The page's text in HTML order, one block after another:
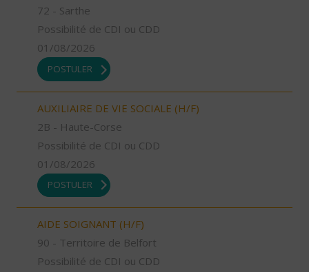
72 - Sarthe
Possibilité de CDI ou CDD
01/08/2026
POSTULER
AUXILIAIRE DE VIE SOCIALE (H/F)
2B - Haute-Corse
Possibilité de CDI ou CDD
01/08/2026
POSTULER
AIDE SOIGNANT (H/F)
90 - Territoire de Belfort
Possibilité de CDI ou CDD